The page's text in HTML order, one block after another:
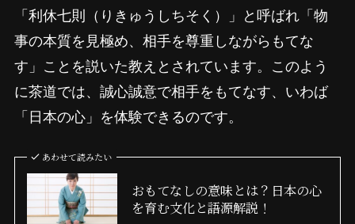
「利休七則（りきゅうしちそく）」と呼ばれ「物
事の本質を見極め、相手を尊重しながらもてな
す」ことを説いた教えとされています。このよう
に茶道では、誠心誠意で相手をもてなす、いわば
「日本の心」を体験できるのです。
あわせて読みたい
おもてなしの意味とは？日本の心
を育む文化と語源解説！